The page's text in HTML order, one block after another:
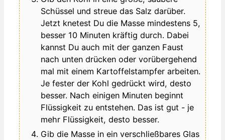
Schüssel und streue das Salz darüber.
Jetzt knetest Du die Masse mindestens 5,
besser 10 Minuten kräftig durch. Dabei
kannst Du auch mit der ganzen Faust
nach unten drücken oder vorübergehend
mal mit einem Kartoffelstampfer arbeiten.
Je fester der Kohl gedrückt wird, desto
besser. Nach einigen Minuten beginnt
Flüssigkeit zu entstehen. Das ist gut - je
mehr Flüssigkeit, desto besser.
Gib die Masse in ein verschließbares Glas